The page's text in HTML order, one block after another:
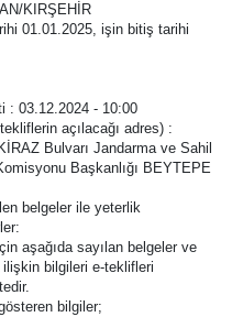
KIRŞEHİR
01.01.2025, işin bitiş tarihi
: 03.12.2024 - 10:00
açılacağı adres) :
Bulvarı Jandarma ve Sahil
Başkanlığı BEYTEPE
belgeler ile yeterlik
aşağıda sayılan belgeler ve
bilgileri e-teklifleri
bilgiler;